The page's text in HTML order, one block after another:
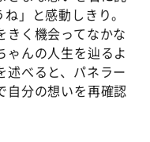
」と感動しきり。
きく機会ってなかな
ゃんの人生を辿るよ
述べると、パネラー
自分の想いを再確認